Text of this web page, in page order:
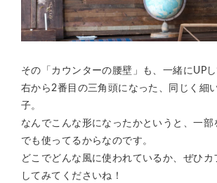
その「カウンターの腰壁」も、一緒にUPし
右から2番目の三角頭になった、同じく細
子。
なんでこんな形になったかというと、一部
でも使ってるからなのです。
どこでどんな風に使われているか、ぜひカ
してみてくださいね！